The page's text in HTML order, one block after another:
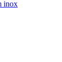
inox